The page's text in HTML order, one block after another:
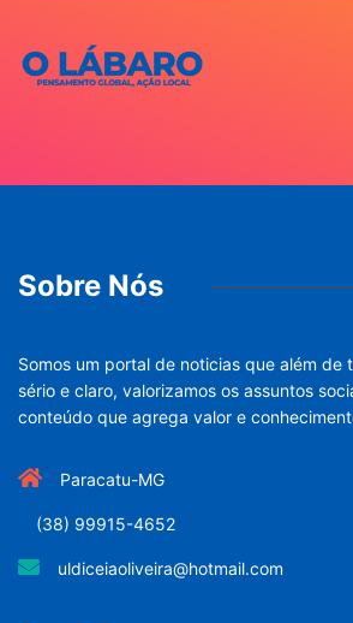
Sobre Nós
Somos um portal de noticias que além de
sério e claro, valorizamos os assuntos
conteúdo que agrega valor e
Paracatu-MG
(38) 99915-4652
uldiceiaoliveira@hotmail.com